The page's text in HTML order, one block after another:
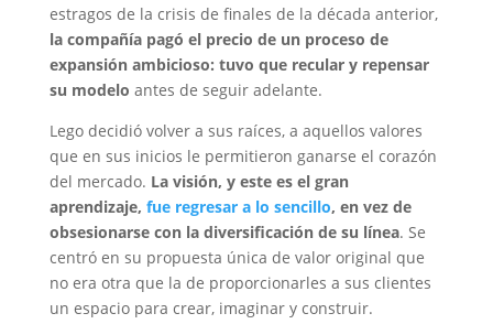
estragos de la crisis de finales de la década anterior,
la compañía pagó el precio de un proceso de
expansión ambicioso: tuvo que recular y repensar
su modelo antes de seguir adelante.
Lego decidió volver a sus raíces, a aquellos valores
que en sus inicios le permitieron ganarse el corazón
del mercado. La visión, y este es el gran
aprendizaje, fue regresar a lo sencillo, en vez de
obsesionarse con la diversificación de su línea. Se
centró en su propuesta única de valor original que
no era otra que la de proporcionarles a sus clientes
un espacio para crear, imaginar y construir.